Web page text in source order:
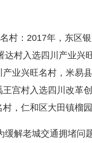
：2017年，东区银
达村入选四川产业兴
产业兴旺名村，米易
宫村入选四川改革
，仁和区大田镇榴
解老城交通拥堵问